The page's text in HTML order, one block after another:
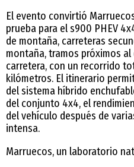
El evento convirtió
prueba para el s900 PHEV
de montaña, carreteras
montaña, tramos próximos
carretera, con un recorrido
kilómetros. El itinerario
del sistema híbrido
del conjunto 4x4, el
del vehículo después de
intensa.
Marruecos, un laboratorio